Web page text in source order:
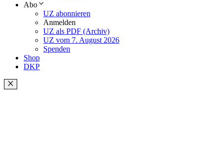
Abo
UZ abonnieren
Anmelden
UZ als PDF (Archiv)
UZ vom 7. August 2026
Spenden
Shop
DKP
Schließen